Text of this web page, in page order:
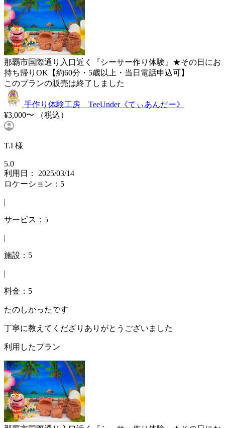
那覇市国際通り入口近く『シーサー作り体験』★その日にお
持ち帰りOK【約60分・5歳以上・当日電話申込可】
このプランの販売は終了しました
手作り体験工房 TeeUnder《てぃあんだー》
¥3,000〜
（税込）
T.I 様
5.0
利用日： 2025/03/14
ロケーション：5
|
サービス：5
|
施設：5
|
料金：5
たのしかったです
丁寧に教えてくだざりありがとうございました
利用したプラン